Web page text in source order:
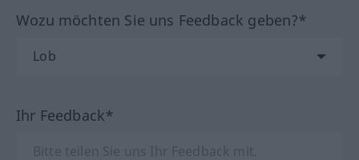
Wozu möchten Sie uns Feedback geben?*
Ihr Feedback*